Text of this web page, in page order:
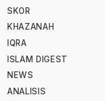
SKOR
KHAZANAH
IQRA
ISLAM DIGEST
NEWS
ANALISIS